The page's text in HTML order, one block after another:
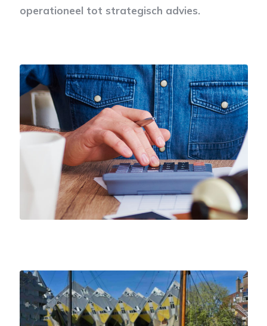
operationeel tot strategisch advies.